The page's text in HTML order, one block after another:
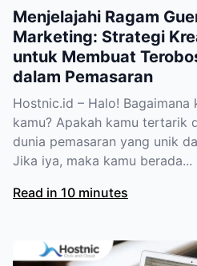
Menjelajahi Ragam
Marketing: Strategi
untuk Membuat
dalam Pemasaran
Hostnic.id – Halo! Bagaimana
kamu? Apakah kamu tertarik
dunia pemasaran yang unik
Jika iya, maka kamu berada...
Read in 10 minutes